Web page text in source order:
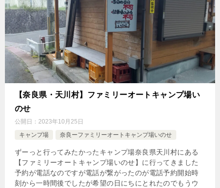
【奈良県・天川村】ファミリーオートキャンプ場い
のせ
公開日： 2023年10月25日
キャンプ場
奈良ーファミリーオートキャンプ場いのせ
ずーっと行ってみたかったキャンプ場奈良県天川村にある
【ファミリーオートキャンプ場いのせ】に行ってきました
予約が電話なのですが電話が繋がったのが電話予約開始時
刻から一時間後でしたが希望の日にちにとれたのでもうウ